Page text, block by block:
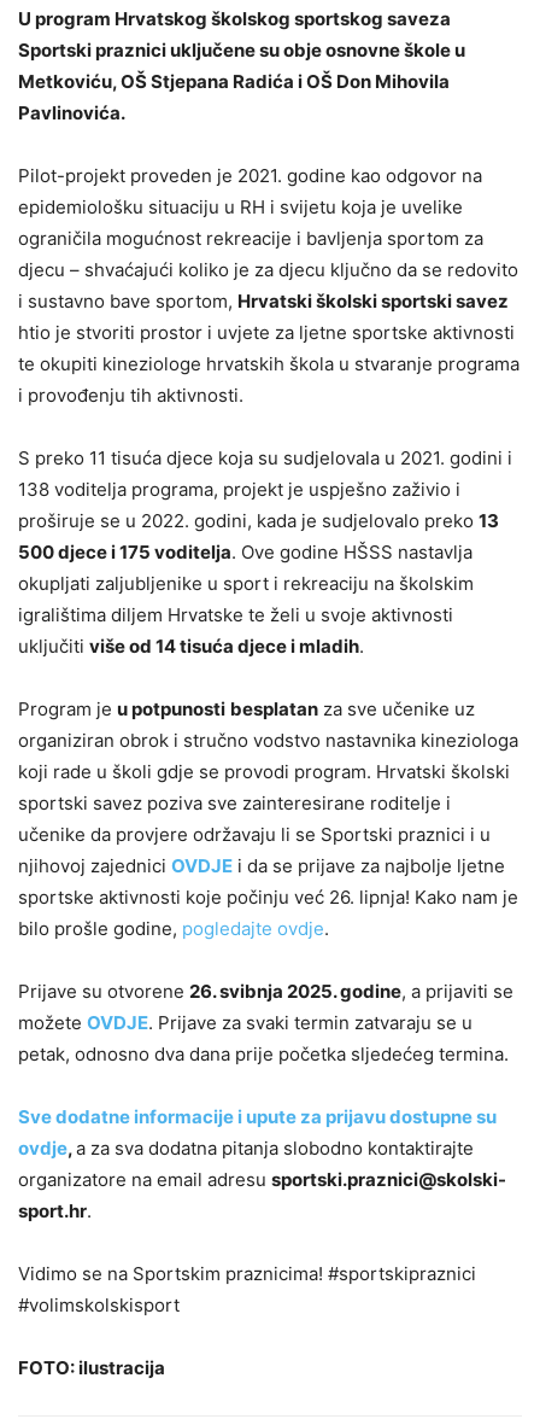
U program Hrvatskog školskog sportskog saveza
Sportski praznici uključene su obje osnovne škole u
Metkoviću, OŠ Stjepana Radića i OŠ Don Mihovila
Pavlinovića.
Pilot-projekt proveden je 2021. godine kao odgovor na
epidemiološku situaciju u RH i svijetu koja je uvelike
ograničila mogućnost rekreacije i bavljenja sportom za
djecu – shvaćajući koliko je za djecu ključno da se redovito
i sustavno bave sportom, Hrvatski školski sportski savez
htio je stvoriti prostor i uvjete za ljetne sportske aktivnosti
te okupiti kineziologe hrvatskih škola u stvaranje programa
i provođenju tih aktivnosti.
S preko 11 tisuća djece koja su sudjelovala u 2021. godini i
138 voditelja programa, projekt je uspješno zaživio i
proširuje se u 2022. godini, kada je sudjelovalo preko 13
500 djece i 175 voditelja. Ove godine HŠSS nastavlja
okupljati zaljubljenike u sport i rekreaciju na školskim
igralištima diljem Hrvatske te želi u svoje aktivnosti
uključiti više od 14 tisuća djece i mladih.
Program je u potpunosti besplatan za sve učenike uz
organiziran obrok i stručno vodstvo nastavnika kineziologa
koji rade u školi gdje se provodi program. Hrvatski školski
sportski savez poziva sve zainteresirane roditelje i
učenike da provjere održavaju li se Sportski praznici i u
njihovoj zajednici OVDJE i da se prijave za najbolje ljetne
sportske aktivnosti koje počinju već 26. lipnja! Kako nam je
bilo prošle godine, pogledajte ovdje.
Prijave su otvorene 26. svibnja 2025. godine, a prijaviti se
možete OVDJE. Prijave za svaki termin zatvaraju se u
petak, odnosno dva dana prije početka sljedećeg termina.
Sve dodatne informacije i upute za prijavu dostupne su
ovdje,a za sva dodatna pitanja slobodno kontaktirajte
organizatore na email adresu sportski.praznici@skolski-
sport.hr.
Vidimo se na Sportskim praznicima! #sportskipraznici
#volimskolskisport
FOTO: ilustracija